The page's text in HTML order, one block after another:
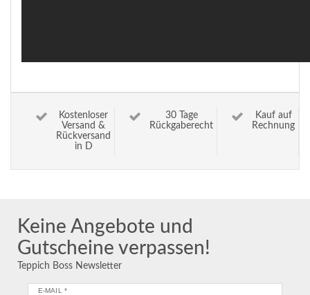
Kostenloser
Versand &
Rückversand
in D
30 Tage
Rückgaberecht
Kauf auf
Rechnung
Keine Angebote und
Gutscheine verpassen!
Teppich Boss Newsletter
E-MAIL *